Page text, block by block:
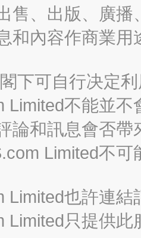
售、出版、廣
和內容作商業用
下可自行决定
Limited不能並
論和訊息會否
Limited不
Limited也許連
Limited只提供